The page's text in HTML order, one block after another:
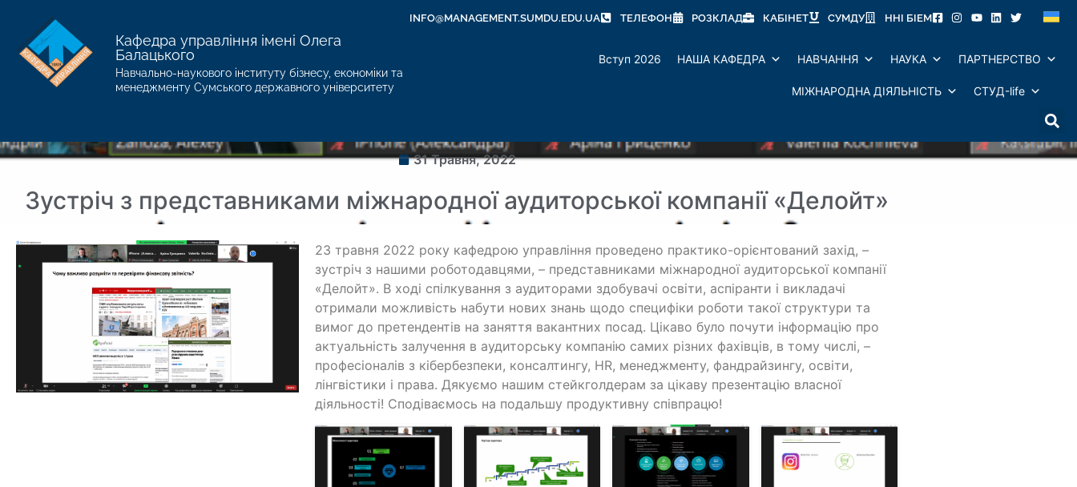
INFO@MANAGEMENT.SUMDU.EDU.UA ТЕЛЕФОН РОЗКЛАД КАБІНЕТ СУМДУ ННІ БІЕМ
Кафедра управління імені Олега
Балацького
Навчально-наукового інституту бізнесу, економіки та
менеджменту Сумського державного університету
Вступ 2026 НАША КАФЕДРА НАВЧАННЯ НАУКА ПАРТНЕРСТВО
МІЖНАРОДНА ДІЯЛЬНІСТЬ СТУД-life
31 Травня, 2022
Зустріч з представниками міжнародної аудиторської компанії «Делойт»
23 травня 2022 року кафедрою управління проведено практико-орієнтований захід, –
зустріч з нашими роботодавцями, – представниками міжнародної аудиторської компанії
«Делойт». В ході спілкування з аудиторами здобувачі освіти, аспіранти і викладачі
отримали можливість набути нових знань щодо специфіки роботи такої структури та
вимог до претендентів на заняття вакантних посад. Цікаво було почути інформацію про
актуальність залучення в аудиторську компанію самих різних фахівців, в тому числі, –
професіоналів з кібербезпеки, консалтингу, HR, менеджменту, фандрайзингу, освіти,
лінгвістики і права. Дякуємо нашим стейкголдерам за цікаву презентацію власної
діяльності! Сподіваємось на подальшу продуктивну співпрацю!